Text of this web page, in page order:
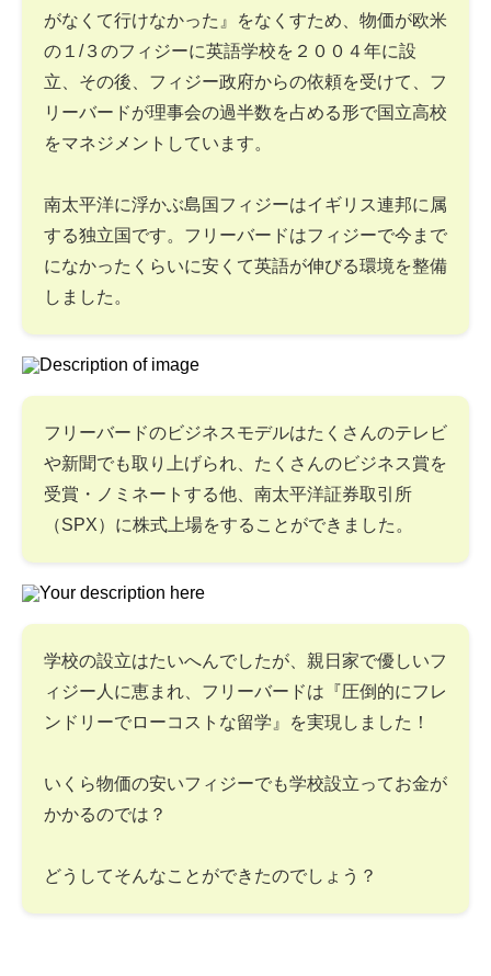
がなくて行けなかった』をなくすため、物価が欧米
の１/３のフィジーに英語学校を２００４年に設
立、その後、フィジー政府からの依頼を受けて、フ
リーバードが理事会の過半数を占める形で国立高校
をマネジメントしています。
南太平洋に浮かぶ島国フィジーはイギリス連邦に属
する独立国です。フリーバードはフィジーで今まで
になかったくらいに安くて英語が伸びる環境を整備
しました。
フリーバードのビジネスモデルはたくさんのテレビ
や新聞でも取り上げられ、たくさんのビジネス賞を
受賞・ノミネートする他、南太平洋証券取引所
（SPX）に株式上場をすることができました。
学校の設立はたいへんでしたが、親日家で優しいフ
ィジー人に恵まれ、フリーバードは『圧倒的にフレ
ンドリーでローコストな留学』を実現しました！
いくら物価の安いフィジーでも学校設立ってお金が
かかるのでは？
どうしてそんなことができたのでしょう？